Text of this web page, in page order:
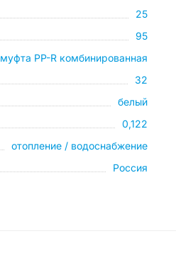
25
95
муфта PP-R комбинированная
32
белый
0,122
отопление / водоснабжение
Россия